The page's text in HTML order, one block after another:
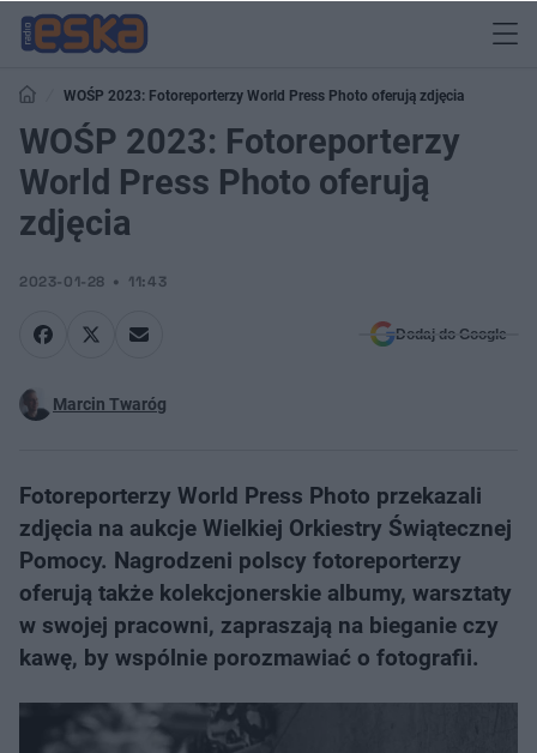
WOŚP 2023: Fotoreporterzy World Press Photo oferują zdjęcia
WOŚP 2023: Fotoreporterzy
World Press Photo oferują
zdjęcia
2023-01-28 11:43
Dodaj do Google
Marcin Twaróg
Fotoreporterzy World Press Photo przekazali
zdjęcia na aukcje Wielkiej Orkiestry Świątecznej
Pomocy. Nagrodzeni polscy fotoreporterzy
oferują także kolekcjonerskie albumy, warsztaty
w swojej pracowni, zapraszają na bieganie czy
kawę, by wspólnie porozmawiać o fotografii.